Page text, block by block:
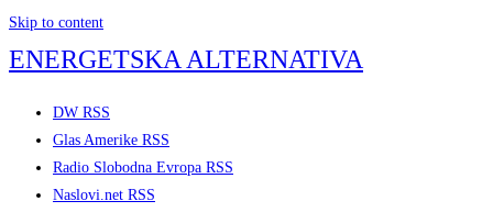
Skip to content
ENERGETSKA ALTERNATIVA
DW RSS
Glas Amerike RSS
Radio Slobodna Evropa RSS
Naslovi.net RSS